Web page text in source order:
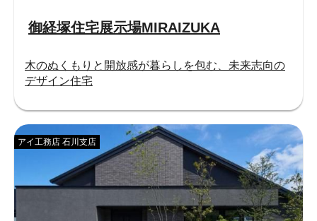
御経塚住宅展示場MIRAIZUKA
木のぬくもりと開放感が暮らしを包む、未来志向の
デザイン住宅
アイ工務店 石川支店